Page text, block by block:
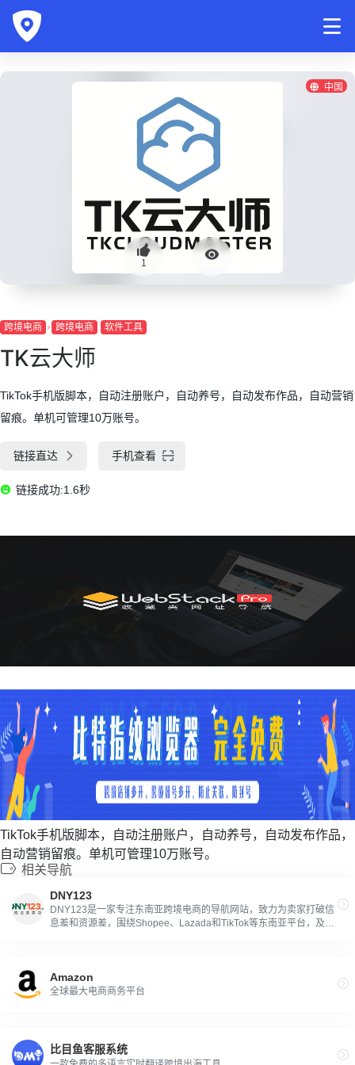
中国
1
跨境电商 跨境电商 软件工具
TK云大师
TikTok手机版脚本，自动注册账户，自动养号，自动发布作品，自动营销
留痕。单机可管理10万账号。
链接直达 手机查看
链接成功:1.6秒
TikTok手机版脚本，自动注册账户，自动养号，自动发布作品，
自动营销留痕。单机可管理10万账号。
相关导航
DNY123
DNY123是一家专注东南亚跨境电商的导航网站，致力为卖家打破信
息差和资源差，围绕Shopee、Lazada和TikTok等东南亚平台，及时
Amazon
全球最大电商商务平台
比目鱼客服系统